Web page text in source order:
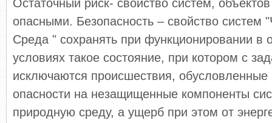
Остаточный риск- свойство систем,
опасными. Безопасность – свойство
Среда " сохранять при функционировании в
условиях такое состояние, при котором с
исключаются происшествия, обусловленные
опасности на незащищенные компоненты
природную среду, а ущерб при этом от